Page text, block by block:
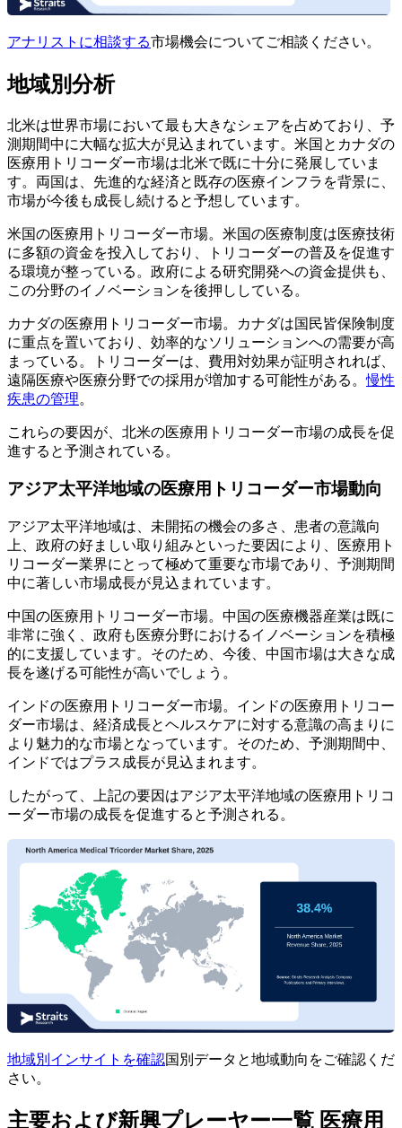
アナリストに相談する市場機会についてご相談ください。
地域別分析
北米は世界市場において最も大きなシェアを占めており、予
測期間中に大幅な拡大が見込まれています。米国とカナダの
医療用トリコーダー市場は北米で既に十分に発展していま
す。両国は、先進的な経済と既存の医療インフラを背景に、
市場が今後も成長し続けると予想しています。
米国の医療用トリコーダー市場。米国の医療制度は医療技術
に多額の資金を投入しており、トリコーダーの普及を促進す
る環境が整っている。政府による研究開発への資金提供も、
この分野のイノベーションを後押ししている。
カナダの医療用トリコーダー市場。カナダは国民皆保険制度
に重点を置いており、効率的なソリューションへの需要が高
まっている。トリコーダーは、費用対効果が証明されれば、
遠隔医療や医療分野での採用が増加する可能性がある。慢性
疾患の管理。
これらの要因が、北米の医療用トリコーダー市場の成長を促
進すると予測されている。
アジア太平洋地域の医療用トリコーダー市場動向
アジア太平洋地域は、未開拓の機会の多さ、患者の意識向
上、政府の好ましい取り組みといった要因により、医療用ト
リコーダー業界にとって極めて重要な市場であり、予測期間
中に著しい市場成長が見込まれています。
中国の医療用トリコーダー市場。中国の医療機器産業は既に
非常に強く、政府も医療分野におけるイノベーションを積極
的に支援しています。そのため、今後、中国市場は大きな成
長を遂げる可能性が高いでしょう。
インドの医療用トリコーダー市場。インドの医療用トリコー
ダー市場は、経済成長とヘルスケアに対する意識の高まりに
より魅力的な市場となっています。そのため、予測期間中、
インドではプラス成長が見込まれます。
したがって、上記の要因はアジア太平洋地域の医療用トリコ
ーダー市場の成長を促進すると予測される。
地域別インサイトを確認国別データと地域動向をご確認くだ
さい。
主要および新興プレーヤー一覧 医療用